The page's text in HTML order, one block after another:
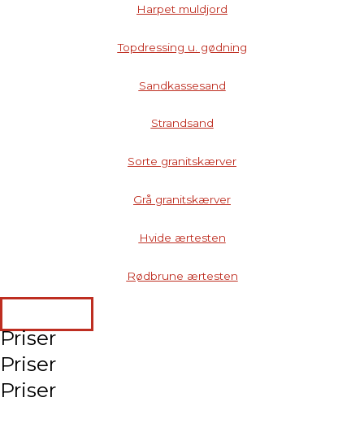
Harpet muldjord
Topdressing u. gødning
Sandkassesand
Strandsand
Sorte granitskærver
Grå granitskærver
Hvide ærtesten
Rødbrune ærtesten
Priser
Priser
Priser